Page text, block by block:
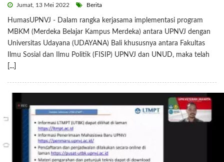
Jumat, 13 Mei 2022 Berita
HumasUPNVJ - Dalam rangka kerjasama implementasi program
MBKM (Merdeka Belajar Kampus Merdeka) antara UPNVJ dengan
Universitas Udayana (UDAYANA) Bali khususnya antara Fakultas
Ilmu Sosial dan Ilmu Politik (FISIP) UPNVJ dan UNUD, maka telah
[...]